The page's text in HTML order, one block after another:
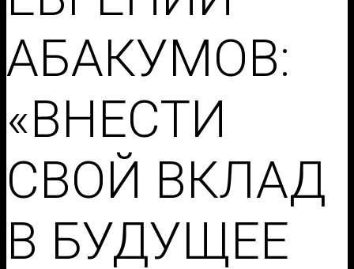
АБАКУМОВ:
«ВНЕСТИ
СВОЙ ВКЛАД
В БУДУЩЕЕ